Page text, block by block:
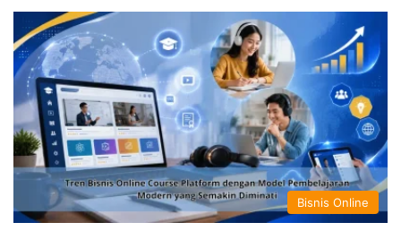
Bisnis Online